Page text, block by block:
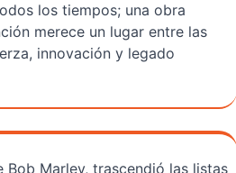
los tiempos; una obra
merece un lugar entre las
innovación y legado
Marley, trascendió las listas